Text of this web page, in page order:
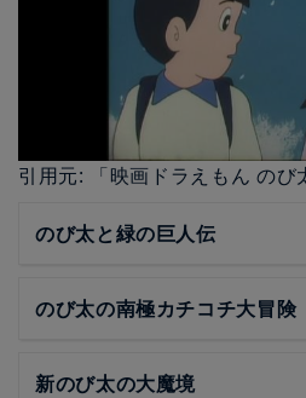
引用元: 「映画ドラえもん のび
のび太と緑の巨人伝
のび太の南極カチコチ大冒険
新のび太の大魔境